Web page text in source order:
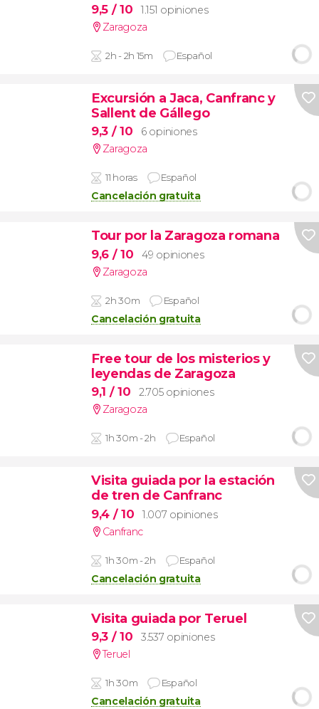
9,5 / 10
1.151 opiniones
Zaragoza
2h - 2h 15m Español
Excursión a Jaca, Canfranc y
Sallent de Gállego
9,3 / 10
6 opiniones
Zaragoza
11 horas Español
Cancelación gratuita
Tour por la Zaragoza romana
9,6 / 10
49 opiniones
Zaragoza
2h 30m Español
Cancelación gratuita
Free tour de los misterios y
leyendas de Zaragoza
9,1 / 10
2.705 opiniones
Zaragoza
1h 30m - 2h Español
Visita guiada por la estación
de tren de Canfranc
9,4 / 10
1.007 opiniones
Canfranc
1h 30m - 2h Español
Cancelación gratuita
Visita guiada por Teruel
9,3 / 10
3.537 opiniones
Teruel
1h 30m Español
Cancelación gratuita